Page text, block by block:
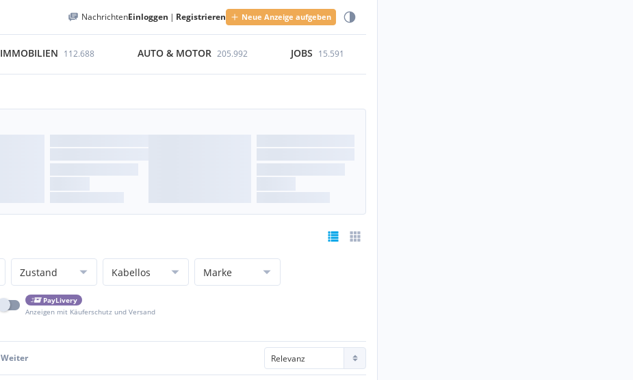
NachrichtenEinloggen | Registrieren Neue Anzeige aufgeben
IMMOBILIEN 112.688 AUTO & MOTOR 205.992 JOBS 15.591
Zustand Kabellos Marke
PayLivery
Anzeigen mit Käuferschutz und Versand
Weiter